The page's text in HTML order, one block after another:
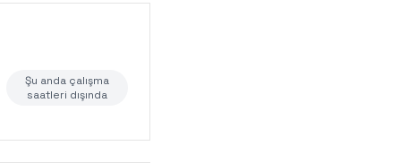
Şu anda çalışma
saatleri dışında